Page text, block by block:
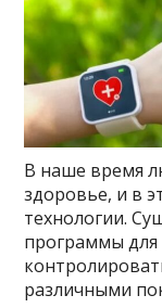
В наше время
здоровье, и в
технологии.
программы
различными